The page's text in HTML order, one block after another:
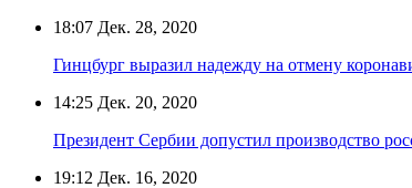
18:07 Дек. 28, 2020
Гинцбург выразил надежду на отмену
14:25 Дек. 20, 2020
Президент Сербии допустил производство
19:12 Дек. 16, 2020